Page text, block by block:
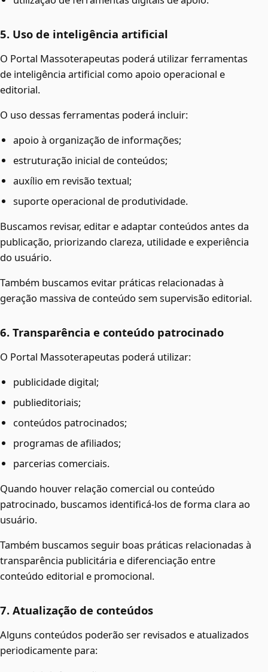
5. Uso de inteligência artificial
O Portal Massoterapeutas poderá utilizar ferramentas
de inteligência artificial como apoio operacional e
editorial.
O uso dessas ferramentas poderá incluir:
apoio à organização de informações;
estruturação inicial de conteúdos;
auxílio em revisão textual;
suporte operacional de produtividade.
Buscamos revisar, editar e adaptar conteúdos antes da
publicação, priorizando clareza, utilidade e experiência
do usuário.
Também buscamos evitar práticas relacionadas à
geração massiva de conteúdo sem supervisão editorial.
6. Transparência e conteúdo patrocinado
O Portal Massoterapeutas poderá utilizar:
publicidade digital;
publieditoriais;
conteúdos patrocinados;
programas de afiliados;
parcerias comerciais.
Quando houver relação comercial ou conteúdo
patrocinado, buscamos identificá-los de forma clara ao
usuário.
Também buscamos seguir boas práticas relacionadas à
transparência publicitária e diferenciação entre
conteúdo editorial e promocional.
7. Atualização de conteúdos
Alguns conteúdos poderão ser revisados e atualizados
periodicamente para: